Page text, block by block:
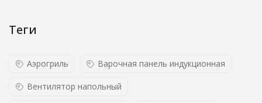
Теги
Аэрогриль Варочная панель индукционная
Вентилятор напольный